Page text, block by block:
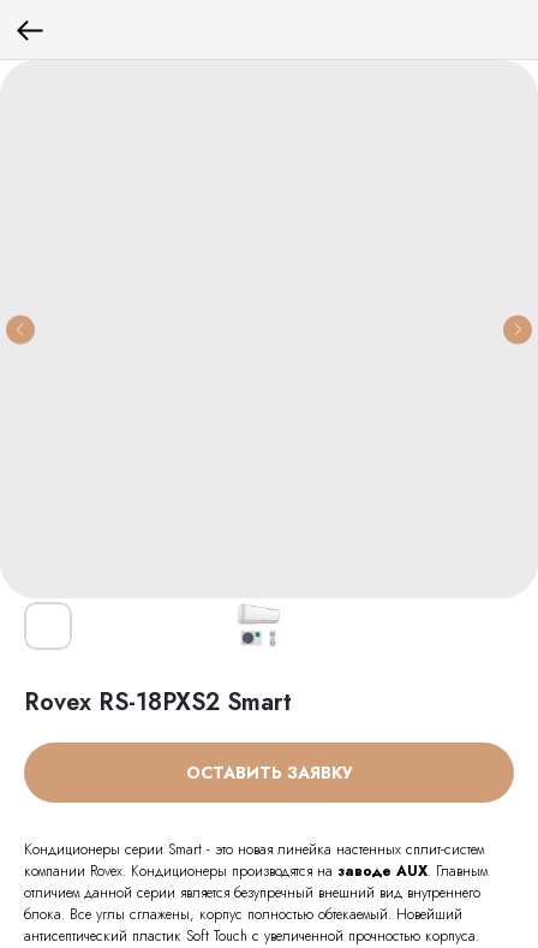
Rovex RS-18PXS2 Smart
ОСТАВИТЬ ЗАЯВКУ
Кондиционеры серии Smart - это новая линейка настенных сплит-систем
компании Rovex. Кондиционеры производятся на заводе AUX. Главным
отличием данной серии является безупречный внешний вид внутреннего
блока. Все углы сглажены, корпус полностью обтекаемый. Новейший
антисептический пластик Soft Touch с увеличенной прочностью корпуса.